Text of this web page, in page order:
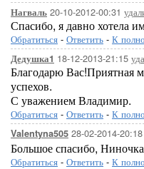
Нагваль 20-10-2012-00:31
Спасибо, я давно хотела
Обратиться - Ответить - К
Дедушка1 18-12-2013-21:15
Благодарю Вас!Приятная
успехов.
С уважением Владимир.
Обратиться - Ответить - К
Valentyna505 28-02-2014-20:18
Большое спасибо,
Обратиться - Ответить - К